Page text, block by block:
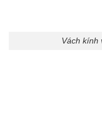
Vách kính